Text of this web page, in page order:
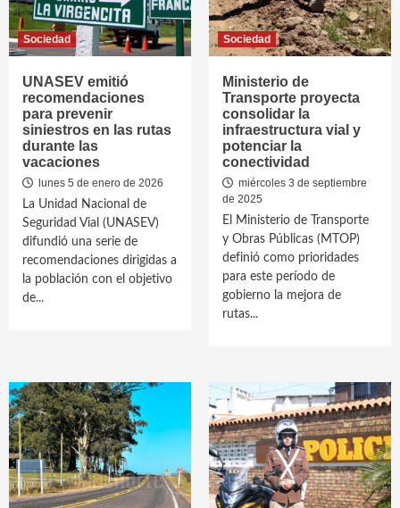
Sociedad
UNASEV emitió
recomendaciones
para prevenir
siniestros en las rutas
durante las
vacaciones
lunes 5 de enero de 2026
La Unidad Nacional de
Seguridad Vial (UNASEV)
difundió una serie de
recomendaciones dirigidas a
la población con el objetivo
de...
Sociedad
Ministerio de
Transporte proyecta
consolidar la
infraestructura vial y
potenciar la
conectividad
miércoles 3 de septiembre
de 2025
El Ministerio de Transporte
y Obras Públicas (MTOP)
definió como prioridades
para este período de
gobierno la mejora de
rutas...